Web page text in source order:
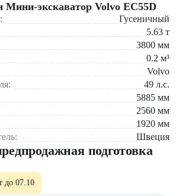
соответствие строгим
и котлованов
коммуникаций
работы
задачи
в России.Мы
сервисное обслуживание
в наличии
надежный партнер для профессиональных
Мини-экскаватор Volvo EC55D
Гусеничный
5.63 т
3800 мм
0.2 м³
Volvo
49 л.с.
5885 мм
2560 мм
1920 мм
Швеция
подготовка
до 07.10